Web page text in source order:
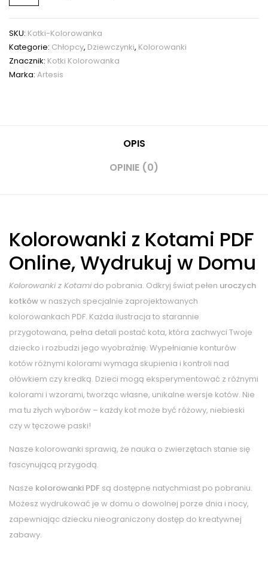
SKU: Kotki-Kolorowanka
Kategorie: Chłopcy, Dziewczynki, Kolorowanki
Znacznik: Kotki Kolorowanka
Marka: Artesis
OPIS
OPINIE (0)
Kolorowanki z Kotami PDF
Online, Wydrukuj w Domu
Kolorowanki z Kotami do pobrania. Odkryj świat pełen uroczych
kotkóww naszych specjalnie zaprojektowanych
kolorowankach PDF. Każda ilustracja to starannie
przygotowana, pełna detali postać kota, która zachwyci Twoje
dziecko i rozbudzi jego wyobraźnię. Wypełnianie konturów
kotów różnymi kolorami wymaga skupienia i kontroli nad
ołówkiem czy kredką. Dzieci mogą eksperymentować z różnymi
kolorami i wzorami, tworząc własne, unikalne wersje kotów. Nie
ma tu złych wyborów – każdy kot może być różowy, niebieski
czy w tęczowe paski!
Nasze kolorowanki sprawią, że nauka o zwierzętach stanie się
fascynującą przygodą.
Nasze kolorowanki PDF są dostępne natychmiast po pobraniu.
Możesz wydrukować je w domu o dowolnej porze dnia i nocy,
zapewniając dziecku nieograniczony dostęp do kreatywnej
zabawy.